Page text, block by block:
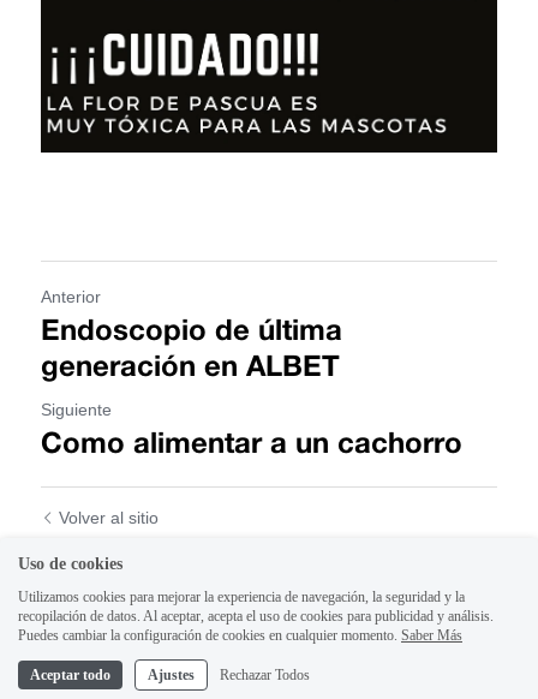
Anterior
Endoscopio de última
generación en ALBET
Siguiente
Como alimentar a un cachorro
Volver al sitio
Uso de cookies
Utilizamos cookies para mejorar la experiencia de navegación, la seguridad y la
recopilación de datos. Al aceptar, acepta el uso de cookies para publicidad y análisis.
Puedes cambiar la configuración de cookies en cualquier momento. Saber Más
Aceptar todo Ajustes Rechazar Todos